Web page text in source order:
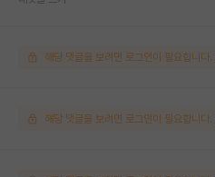
해당 댓글을 보려면 로그인이 필요합니다.
해당 댓글을 보려면 로그인이 필요합니다.